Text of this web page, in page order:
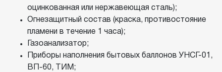
оцинкованная или нержавеющая сталь);
Огнезащитный состав (краска, противостояние
пламени в течение 1 часа);
Газоанализатор;
Приборы наполнения бытовых баллонов УНСГ-01,
ВП-60, ТИМ;